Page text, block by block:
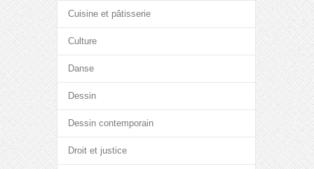
Cuisine et pâtisserie
Culture
Danse
Dessin
Dessin contemporain
Droit et justice